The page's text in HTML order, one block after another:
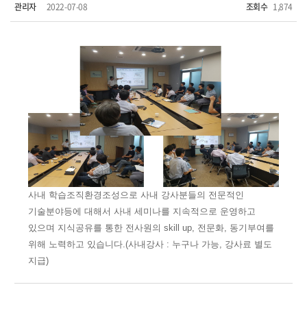
관리자 2022-07-08 조회수 1,874
사내 학습조직환경조성으로 사내 강사분들의 전문적인
기술분야등에 대해서 사내 세미나를 지속적으로 운영하고
있으며 지식공유를 통한 전사원의 skill up, 전문화, 동기부여를
위해 노력하고 있습니다.(사내강사 : 누구나 가능, 강사료 별도
지급)